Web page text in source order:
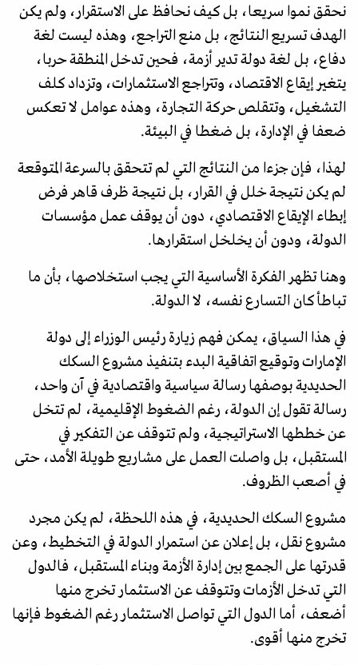
نحقق نموا سريعا، بل كيف نحافظ على الاستقرار، ولم يكن
الهدف تسريع النتائج، بل منع التراجع، وهذه ليست لغة
دفاع، بل لغة دولة تدير أزمة، فحين تدخل المنطقة حربا،
يتغير إيقاع الاقتصاد، وتتراجع الاستثمارات، وتزداد كلف
التشغيل، وتتقلص حركة التجارة، وهذه عوامل لا تعكس
ضعفا في الإدارة، بل ضغطا في البيئة.
لهذا، فإن جزءا من النتائج التي لم تتحقق بالسرعة المتوقعة
لم يكن نتيجة خلل في القرار، بل نتيجة ظرف قاهر فرض
إبطاء الإيقاع الاقتصادي، دون أن يوقف عمل مؤسسات
الدولة، ودون أن يخلخل استقرارها.
وهنا تظهر الفكرة الأساسية التي يجب استخلاصها، بأن ما
تباطأ كان التسارع نفسه، لا الدولة.
في هذا السياق، يمكن فهم زيارة رئيس الوزراء إلى دولة
الإمارات وتوقيع اتفاقية البدء بتنفيذ مشروع السكك
الحديدية بوصفها رسالة سياسية واقتصادية في آن واحد،
رسالة تقول إن الدولة، رغم الضغوط الإقليمية، لم تتخل
عن خططها الاستراتيجية، ولم تتوقف عن التفكير في
المستقبل، بل واصلت العمل على مشاريع طويلة الأمد، حتى
في أصعب الظروف.
مشروع السكك الحديدية، في هذه اللحظة، لم يكن مجرد
مشروع نقل، بل إعلان عن استمرار الدولة في التخطيط، وعن
قدرتها على الجمع بين إدارة الأزمة وبناء المستقبل، فالدول
التي تدخل الأزمات وتتوقف عن الاستثمار تخرج منها
أضعف، أما الدول التي تواصل الاستثمار رغم الضغوط فإنها
تخرج منها أقوى.